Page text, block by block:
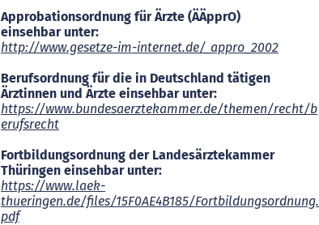
Approbationsordnung für Ärzte (ÄÄpprO)
einsehbar unter:
http://www.gesetze-im-internet.de/_appro_2002
Berufsordnung für die in Deutschland tätigen
Ärztinnen und Ärzte einsehbar unter:
https://www.bundesaerztekammer.de/themen/recht/b
erufsrecht
Fortbildungsordnung der Landesärztekammer
Thüringen einsehbar unter:
https://www.laek-
thueringen.de/files/15F0AE4B185/Fortbildungsordnung.
pdf